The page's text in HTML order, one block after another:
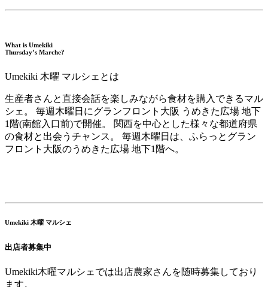
What is Umekiki
Thursday’s Marche?
Umekiki 木曜 マルシェとは
生産者さんと直接会話を楽しみながら食材を購入できるマル
シェ。 毎週木曜日にグランフロント大阪 うめきた広場 地下
1階(南館入口前)で開催。 関西を中心とした様々な都道府県
の食材と出会うチャンス。 毎週木曜日は、ふらっとグラン
フロント大阪のうめきた広場 地下1階へ。
Umekiki 木曜 マルシェ
出店者募集中
Umekiki木曜マルシェでは出店農家さんを随時募集しており
ます。